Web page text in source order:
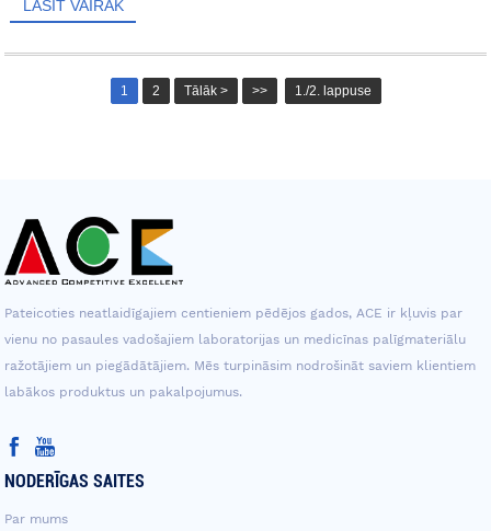
LASĪT VAIRĀK
1 2 Tālāk > >> 1./2. lappuse
Pateicoties neatlaidīgajiem centieniem pēdējos gados, ACE ir kļuvis par
vienu no pasaules vadošajiem laboratorijas un medicīnas palīgmateriālu
ražotājiem un piegādātājiem. Mēs turpināsim nodrošināt saviem klientiem
labākos produktus un pakalpojumus.
NODERĪGAS SAITES
Par mums